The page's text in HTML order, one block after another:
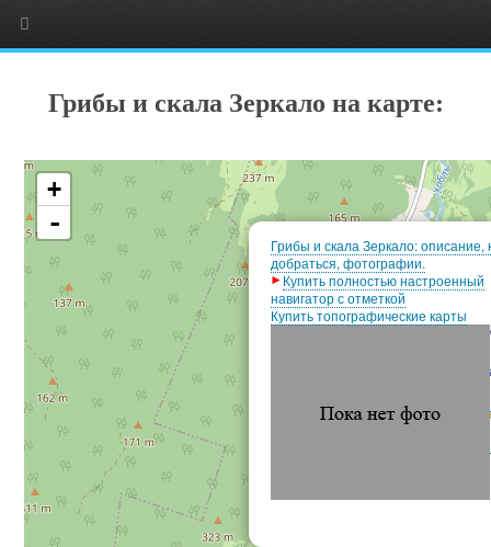
Грибы и скала Зеркало на карте:
Грибы и скала Зеркало: описание,
добраться, фотографии.
Купить полностью настроенный
навигатор с отметкой
Купить топографические карты
+
-